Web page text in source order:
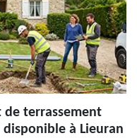
de terrassement
à Lieuran